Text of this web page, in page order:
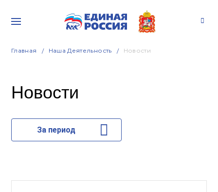
Главная Наша Деятельность Новости
Новости
За период